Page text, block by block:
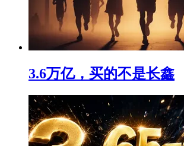
3.6万亿，买的不是长鑫